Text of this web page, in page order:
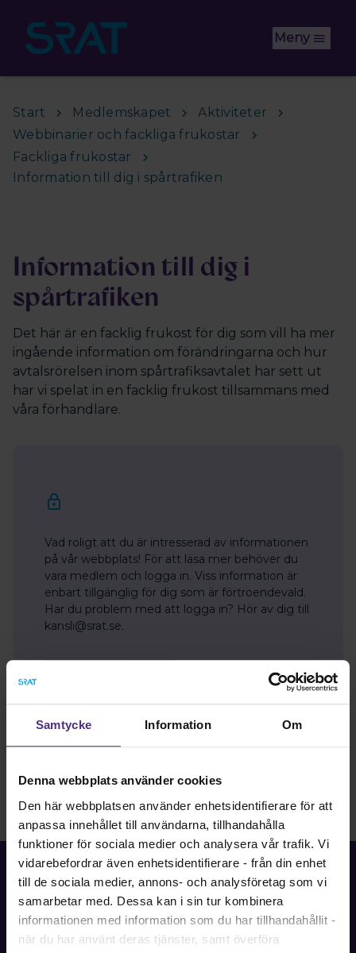
Samtycke Information Om
Denna webbplats använder cookies
Den här webbplatsen använder enhetsidentifierare för att
anpassa innehållet till användarna, tillhandahålla
funktioner för sociala medier och analysera vår trafik. Vi
vidarebefordrar även enhetsidentifierare - från din enhet
till de sociala medier, annons- och analysföretag som vi
samarbetar med. Dessa kan i sin tur kombinera
informationen med information som du har tillhandahållit -
när du har använt deras tjänster, samt överföra
Meny
Start Medlemskapet
Aktiviteter
Webbinarier och fackliga frukostar
Fackliga frukostar
Information till dig i spårtrafiken
Information till dig i
spårtrafiken
Det här är en facklig frukost för dig som vill ha mer
ingående information om förändringarna och hur
avtalsrörelsen inom spårtrafiksavtalet har sett ut
har vi spelat in en facklig frukost tillsammans med
våra förhandlare.
Vad roligt att du är intresserad av informationen
på vår webbplats! För att läsa mer behöver du
vara medlem och logga in. Viss information är
enbart tillgänglig för dig som är förtroendevald.
Har du problem med att logga in? Hör av dig till
kansli@srat.se.
Fackförbundet för akademiker i samhällsbärande
professioner.